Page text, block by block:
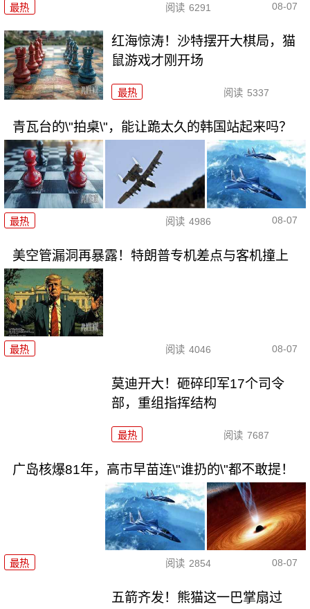
最热 阅读 6291 08-07
红海惊涛！沙特摆开大棋局，猫
鼠游戏才刚开场
最热 阅读 5337
青瓦台的\"拍桌\"，能让跪太久的韩国站起来吗？
最热 阅读 4986 08-07
美空管漏洞再暴露！特朗普专机差点与客机撞上
最热 阅读 4046 08-07
莫迪开大！砸碎印军17个司令
部，重组指挥结构
最热 阅读 7687
广岛核爆81年，高市早苗连\"谁扔的\"都不敢提！
最热 阅读 2854 08-07
五箭齐发！熊猫这一巴掌扇过